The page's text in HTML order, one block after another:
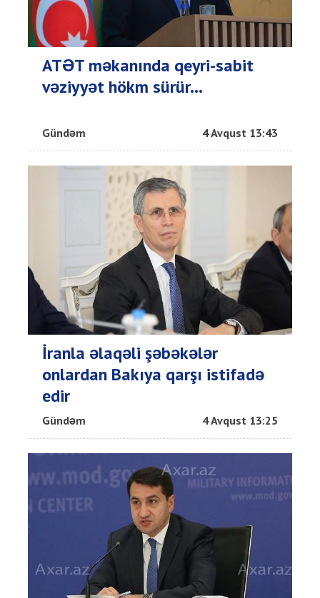
ATƏT məkanında qeyri-sabit
vəziyyət hökm sürür...
Gündəm 4 Avqust 13:43
İranla əlaqəli şəbəkələr
onlardan Bakıya qarşı istifadə
edir
Gündəm 4 Avqust 13:25